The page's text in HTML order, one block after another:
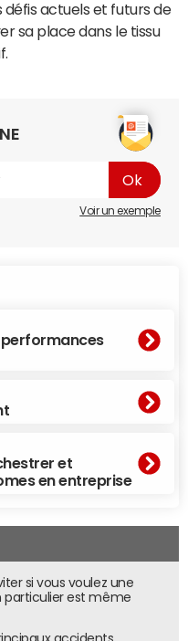
actuels et futurs de
sa place dans le tissu
Voir un exemple
performances
et
en entreprise
si vous voulez une
particulier est même
accidents